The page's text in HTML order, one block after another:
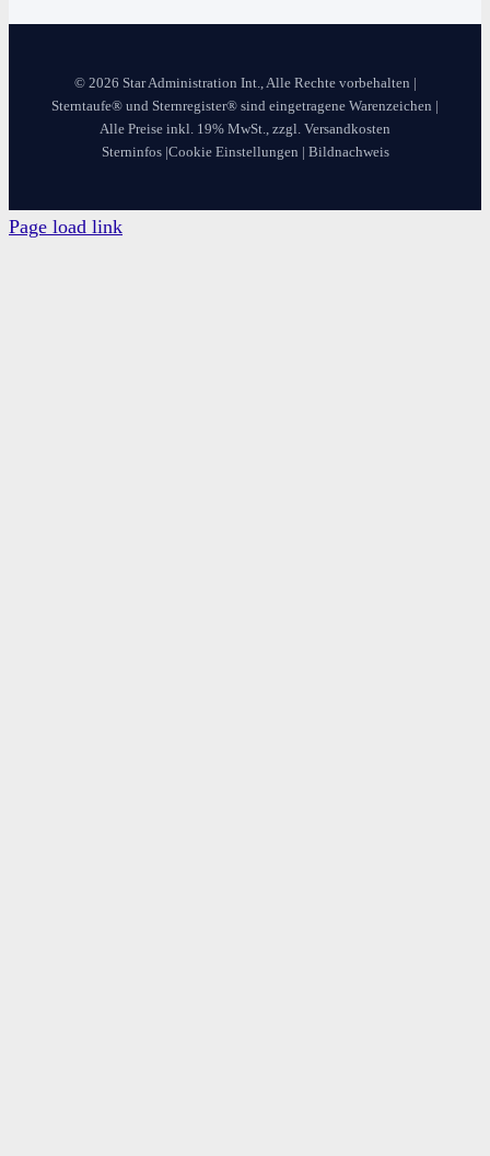
© 2026 Star Administration Int., Alle Rechte vorbehalten |
Sterntaufe® und Sternregister® sind eingetragene Warenzeichen |
Alle Preise inkl. 19% MwSt., zzgl. Versandkosten
Sterninfos|Cookie Einstellungen | Bildnachweis
Page load link